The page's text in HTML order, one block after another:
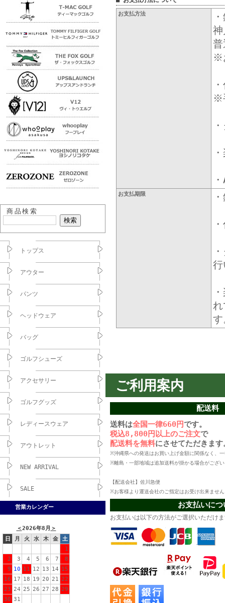
商品検索
トップス
アウター
パンツ
ヘッドウェア
バッグ
ゴルフシューズ
アクセサリー
ゴルフグッズ
レディースウェア
アウトレット
NEW ARRIVAL
SALE
営業カレンダー
＜2026年8月 ＞
日
月 火 水 木 金
土
1
2
3 4 5 6 7
8
9 10 11 12 13 14 15
16 17 18 19 20 21 22
23 24 25 26 27 28 29
30 31
お支払方法
※
※
お支払期限
ご利用案内
配送料
送料は全国一律660円です。
税込8,800円以上のご注文で
配送料を無料にさせてただきます
※沖縄県への発送はお買い上げ金額に関係なく、
※離島・一部地域は追加送料が掛かる場合がござ
【配送会社】佐川急便
※お客様より運送会社のご指定はお受け出来ません
お支払いにつ
お支払いは以下の方法がご選択いただけ